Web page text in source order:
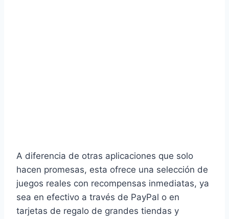
A diferencia de otras aplicaciones que solo
hacen promesas, esta ofrece una selección de
juegos reales con recompensas inmediatas, ya
sea en efectivo a través de PayPal o en
tarjetas de regalo de grandes tiendas y